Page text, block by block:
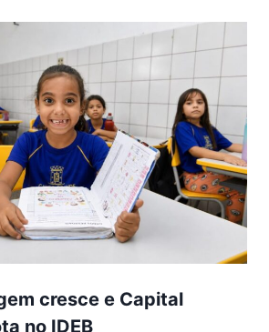
cresce e Capital
no IDEB